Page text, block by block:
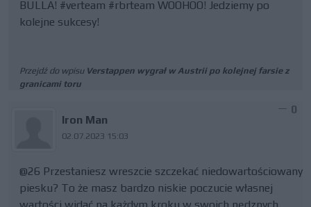
BULLA! #verteam #rbrteam WOOHOO! Jedziemy po
kolejne sukcesy!
Przejdź do wpisu Verstappen wygrał w Austrii po kolejnej farsie z
granicami toru
Iron Man
02.07.2023 15:03
0
@26 Przestaniesz wreszcie szczekać niedowartościowany
piesku? To że masz bardzo niskie poczucie własnej